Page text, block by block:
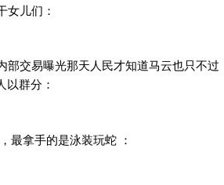
女儿们：
部交易曝光那天人民才知道马云也只不过
群分：
最拿手的是泳装玩蛇 ：